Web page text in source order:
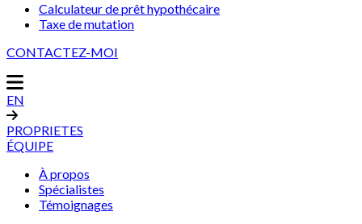
Calculateur de prêt hypothécaire
Taxe de mutation
CONTACTEZ-MOI
EN
PROPRIETES
ÉQUIPE
À propos
Spécialistes
Témoignages